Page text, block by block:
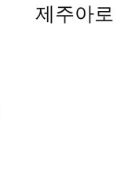
제주아로